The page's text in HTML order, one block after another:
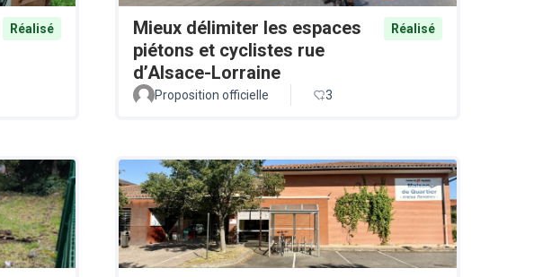
Réalisé
Mieux délimiter les espaces
piétons et cyclistes rue
d’Alsace-Lorraine
Réalisé
Proposition officielle 3